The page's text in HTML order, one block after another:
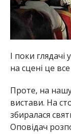
І поки глядачі
на сцені це
Проте, на
вистави. На
збиралася
Оповідач